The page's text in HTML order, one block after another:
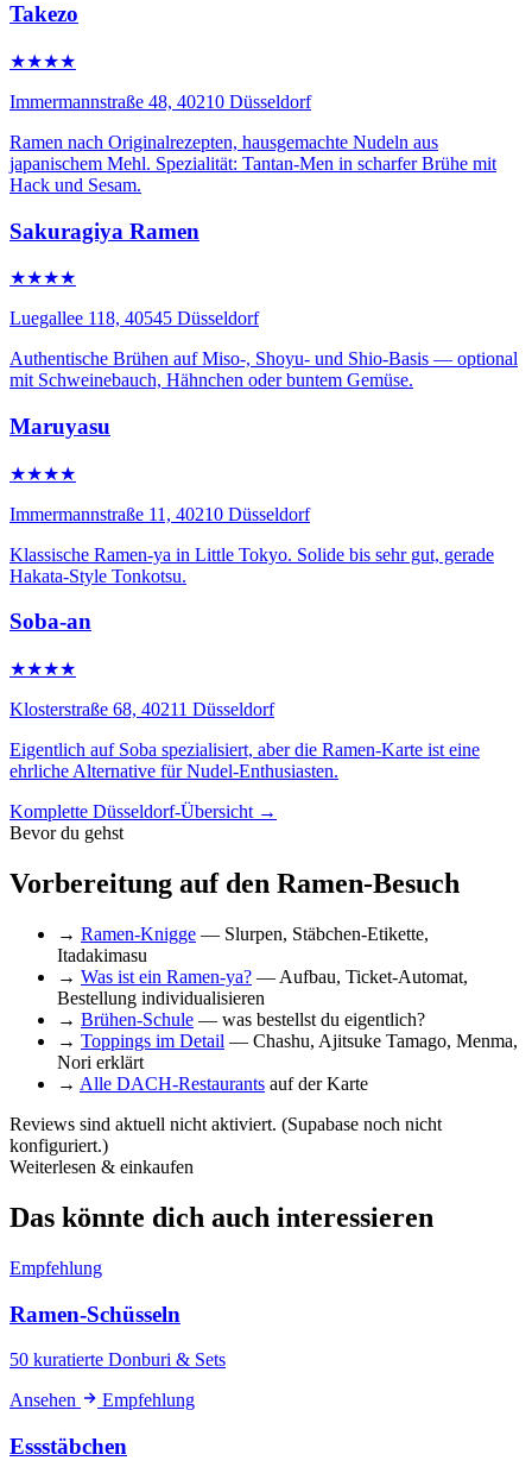
Takezo
★★★★
Immermannstraße 48, 40210 Düsseldorf
Ramen nach Originalrezepten, hausgemachte Nudeln aus
japanischem Mehl. Spezialität: Tantan-Men in scharfer Brühe mit
Hack und Sesam.
Sakuragiya Ramen
★★★★
Luegallee 118, 40545 Düsseldorf
Authentische Brühen auf Miso-, Shoyu- und Shio-Basis — optional
mit Schweinebauch, Hähnchen oder buntem Gemüse.
Maruyasu
★★★★
Immermannstraße 11, 40210 Düsseldorf
Klassische Ramen-ya in Little Tokyo. Solide bis sehr gut, gerade
Hakata-Style Tonkotsu.
Soba-an
★★★★
Klosterstraße 68, 40211 Düsseldorf
Eigentlich auf Soba spezialisiert, aber die Ramen-Karte ist eine
ehrliche Alternative für Nudel-Enthusiasten.
Komplette Düsseldorf-Übersicht →
Bevor du gehst
Vorbereitung auf den Ramen-Besuch
→ Ramen-Knigge — Slurpen, Stäbchen-Etikette,
Itadakimasu
→ Was ist ein Ramen-ya? — Aufbau, Ticket-Automat,
Bestellung individualisieren
→ Brühen-Schule — was bestellst du eigentlich?
→ Toppings im Detail — Chashu, Ajitsuke Tamago, Menma,
Nori erklärt
→ Alle DACH-Restaurants auf der Karte
Reviews sind aktuell nicht aktiviert. (Supabase noch nicht
konfiguriert.)
Weiterlesen & einkaufen
Das könnte dich auch interessieren
Empfehlung
Ramen-Schüsseln
50 kuratierte Donburi & Sets
Ansehen
Empfehlung
Essstäbchen